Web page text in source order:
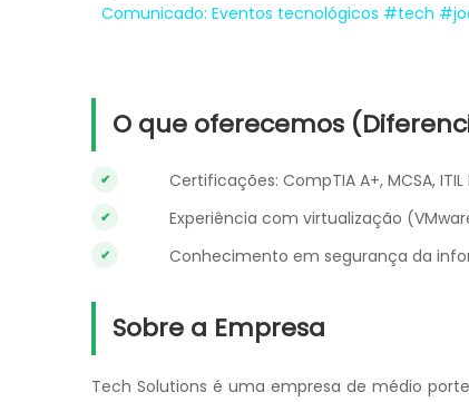
Comunicado: Eventos tecnológicos #tech
O que oferecemos
Certificações: CompTIA A+, MCSA,
Experiência com virtualização
Conhecimento em segurança da
Sobre a Empresa
Tech Solutions é uma empresa de médio